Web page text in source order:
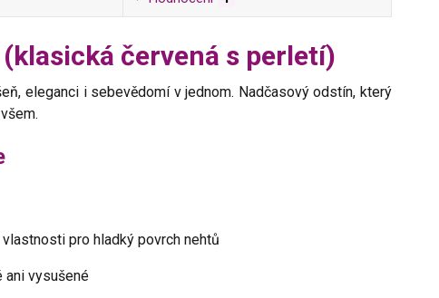
červená s perletí)
eleganci i sebevědomí v jednom. Nadčasový odstín, který
pro hladký povrch nehtů
ani vysušené